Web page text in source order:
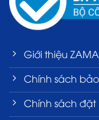
Giới thiệu
Chính sách
Chính sách